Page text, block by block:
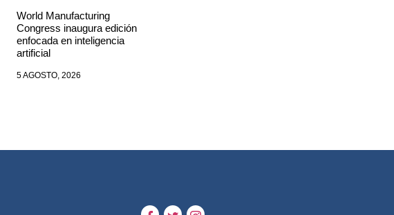
World Manufacturing
Congress inaugura edición
enfocada en inteligencia
artificial
5 AGOSTO, 2026